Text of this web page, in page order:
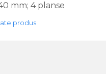
mm; 4 planse
produs